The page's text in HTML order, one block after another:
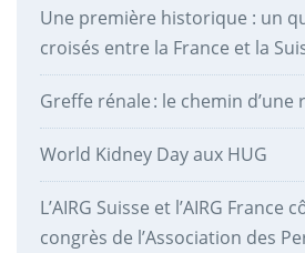
Une première historique : un
croisés entre la France et la
Greffe rénale : le chemin d’une
World Kidney Day aux HUG
L’AIRG Suisse et l’AIRG France
congrès de l’Association des